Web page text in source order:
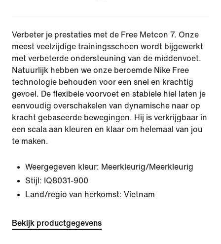
Verbeter je prestaties met de Free Metcon 7. Onze
meest veelzijdige trainingsschoen wordt bijgewerkt
met verbeterde ondersteuning van de middenvoet.
Natuurlijk hebben we onze beroemde Nike Free
technologie behouden voor een snel en krachtig
gevoel. De flexibele voorvoet en stabiele hiel laten je
eenvoudig overschakelen van dynamische naar op
kracht gebaseerde bewegingen. Hij is verkrijgbaar in
een scala aan kleuren en klaar om helemaal van jou
te maken.
Weergegeven kleur: Meerkleurig/Meerkleurig
Stijl: IQ8031-900
Land/regio van herkomst: Vietnam
Bekijk productgegevens